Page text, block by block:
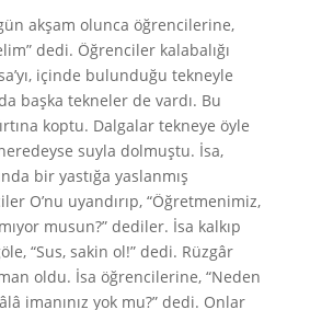
akşam olunca öğrencilerine,
dedi. Öğrenciler kalabalığı
içinde bulunduğu tekneyle
başka tekneler de vardı. Bu
koptu. Dalgalar tekneye öyle
suyla dolmuştu. İsa,
bir yastığa yaslanmış
O’nu uyandırıp, “Öğretmenimiz,
musun?” dediler. İsa kalkıp
“Sus, sakin ol!” dedi. Rüzgâr
oldu. İsa öğrencilerine, “Neden
imanınız yok mu?” dedi. Onlar